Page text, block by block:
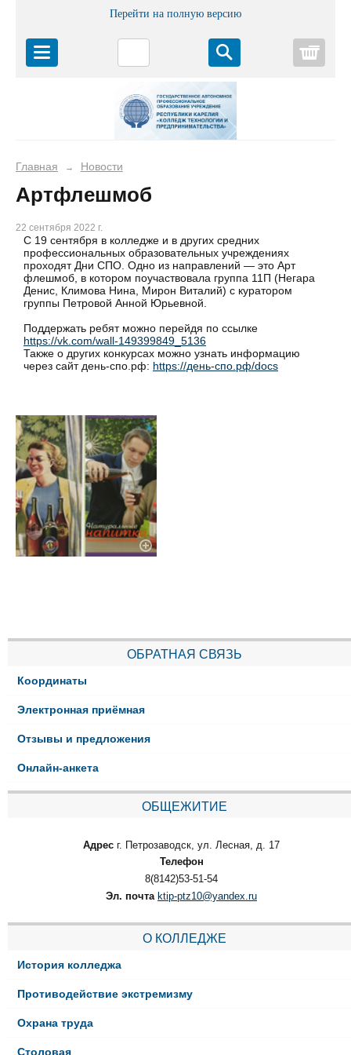
Перейти на полную версию
Главная → Новости
Артфлешмоб
22 сентября 2022 г.
С 19 сентября в колледже и в других средних
профессиональных образовательных учреждениях
проходят Дни СПО. Одно из направлений — это Арт
флешмоб, в котором поучаствовала группа 11П (Негара
Денис, Климова Нина, Мирон Виталий) с куратором
группы Петровой Анной Юрьевной.
Поддержать ребят можно перейдя по ссылке
https://vk.com/wall-149399849_5136
Также о других конкурсах можно узнать информацию
через сайт день-спо.рф: https://день-спо.рф/docs
ОБРАТНАЯ СВЯЗЬ
Координаты
Электронная приёмная
Отзывы и предложения
Онлайн-анкета
ОБЩЕЖИТИЕ
Адрес г. Петрозаводск, ул. Лесная, д. 17
Телефон
8(8142)53-51-54
Эл. почта ktip-ptz10@yandex.ru
О КОЛЛЕДЖЕ
История колледжа
Противодействие экстремизму
Охрана труда
Столовая